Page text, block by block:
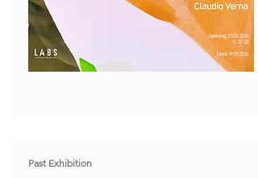
Past Exhibition